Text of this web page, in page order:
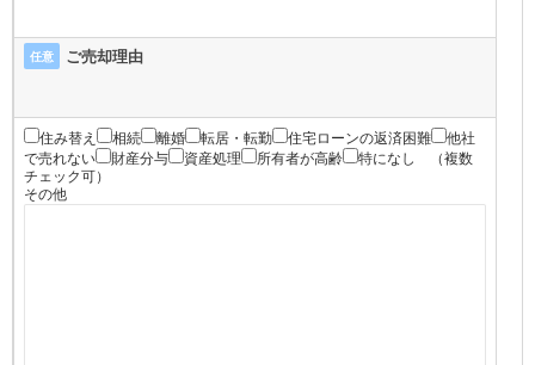
任意 ご売却理由
住み替え 相続 離婚 転居・転勤 住宅ローンの返済困難
他社
で売れない
財産分与 資産処理 所有者が高齢 特になし
（複数
チェック可）
その他